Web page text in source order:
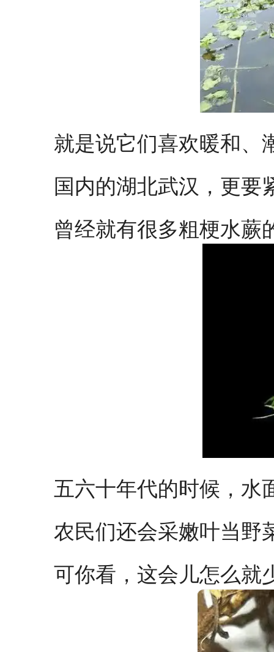
就是说它们喜欢暖和、
国内的湖北武汉，更要
曾经就有很多粗梗水蕨
五六十年代的时候，水
农民们还会采嫩叶当野
可你看，这会儿怎么就